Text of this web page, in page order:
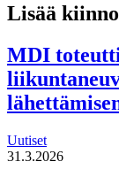
Lisää
MDI
Uutiset
31.3.2026